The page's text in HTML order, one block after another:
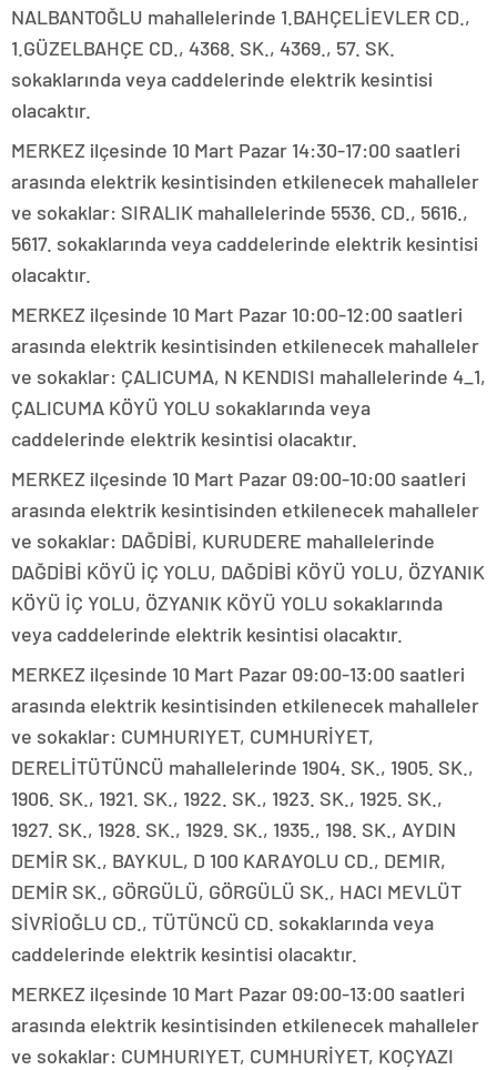
NALBANTOĞLU mahallelerinde 1.BAHÇELİEVLER CD.,
1.GÜZELBAHÇE CD., 4368. SK., 4369., 57. SK.
sokaklarında veya caddelerinde elektrik kesintisi
olacaktır.
MERKEZ ilçesinde 10 Mart Pazar 14:30-17:00 saatleri
arasında elektrik kesintisinden etkilenecek mahalleler
ve sokaklar: SIRALIK mahallelerinde 5536. CD., 5616.,
5617. sokaklarında veya caddelerinde elektrik kesintisi
olacaktır.
MERKEZ ilçesinde 10 Mart Pazar 10:00-12:00 saatleri
arasında elektrik kesintisinden etkilenecek mahalleler
ve sokaklar: ÇALICUMA, N KENDISI mahallelerinde 4_1,
ÇALICUMA KÖYÜ YOLU sokaklarında veya
caddelerinde elektrik kesintisi olacaktır.
MERKEZ ilçesinde 10 Mart Pazar 09:00-10:00 saatleri
arasında elektrik kesintisinden etkilenecek mahalleler
ve sokaklar: DAĞDİBİ, KURUDERE mahallelerinde
DAĞDİBİ KÖYÜ İÇ YOLU, DAĞDİBİ KÖYÜ YOLU, ÖZYANIK
KÖYÜ İÇ YOLU, ÖZYANIK KÖYÜ YOLU sokaklarında
veya caddelerinde elektrik kesintisi olacaktır.
MERKEZ ilçesinde 10 Mart Pazar 09:00-13:00 saatleri
arasında elektrik kesintisinden etkilenecek mahalleler
ve sokaklar: CUMHURIYET, CUMHURİYET,
DERELİTÜTÜNCÜ mahallelerinde 1904. SK., 1905. SK.,
1906. SK., 1921. SK., 1922. SK., 1923. SK., 1925. SK.,
1927. SK., 1928. SK., 1929. SK., 1935., 198. SK., AYDIN
DEMİR SK., BAYKUL, D 100 KARAYOLU CD., DEMIR,
DEMİR SK., GÖRGÜLÜ, GÖRGÜLÜ SK., HACI MEVLÜT
SİVRİOĞLU CD., TÜTÜNCÜ CD. sokaklarında veya
caddelerinde elektrik kesintisi olacaktır.
MERKEZ ilçesinde 10 Mart Pazar 09:00-13:00 saatleri
arasında elektrik kesintisinden etkilenecek mahalleler
ve sokaklar: CUMHURIYET, CUMHURİYET, KOÇYAZI